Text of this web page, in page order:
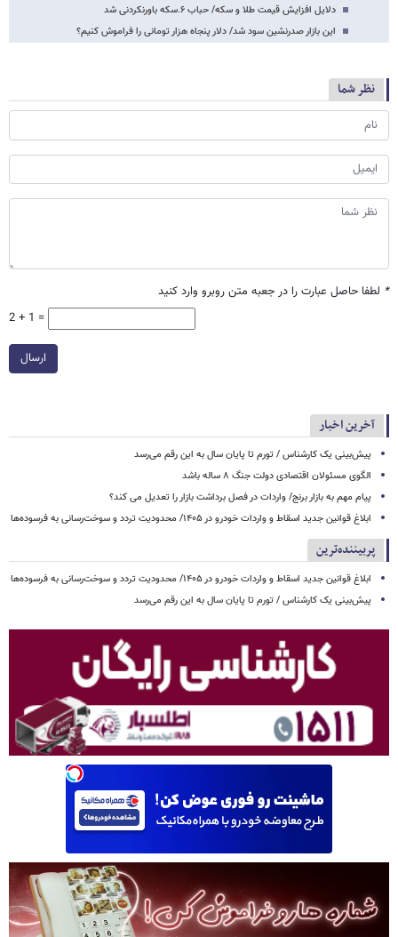
دلایل افزایش قیمت طلا و سکه/ حباب ۶.سکه باورنکردنی شد
این بازار صدرنشین سود شد/ دلار پنجاه هزار تومانی را فراموش کنیم؟
نظر شما
* لطفا حاصل عبارت را در جعبه متن روبرو وارد کنید
2 + 1 =
ارسال
آخرین اخبار
پیش‌بینی یک کارشناس / تورم تا پایان سال به این رقم می‌رسد
الگوی مسئولان اقتصادی دولت جنگ ۸ ساله باشد
پیام مهم به بازار برنج/ واردات در فصل برداشت بازار را تعدیل می کند؟
ابلاغ قوانین جدید اسقاط و واردات خودرو در ۱۴۰۵/ محدودیت تردد و سوخت‌رسانی به فرسوده‌ها
پربیننده‌ترین
ابلاغ قوانین جدید اسقاط و واردات خودرو در ۱۴۰۵/ محدودیت تردد و سوخت‌رسانی به فرسوده‌ها
پیش‌بینی یک کارشناس / تورم تا پایان سال به این رقم می‌رسد